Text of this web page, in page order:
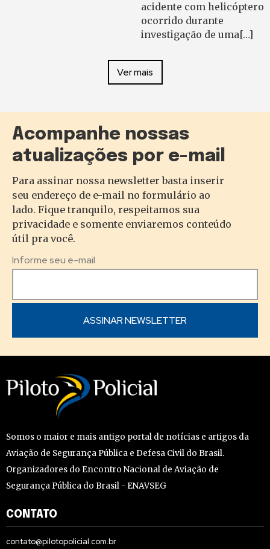
acidente com helicóptero
ocorrido durante
investigação de uma[…]
Ver mais
Acompanhe nossas
atualizações por e-mail
Para assinar nossa newsletter basta inserir
seu endereço de e-mail no formulário ao
lado. Fique tranquilo, respeitamos sua
privacidade e somente enviaremos conteúdo
útil pra você.
Informe seu e-mail
Somos o maior e mais antigo portal de notícias e artigos da
Aviação de Segurança Pública e Defesa Civil do Brasil.
Organizadores do Encontro Nacional de Aviação de
Segurança Pública do Brasil - ENAVSEG
CONTATO
contato@pilotopolicial.com.br